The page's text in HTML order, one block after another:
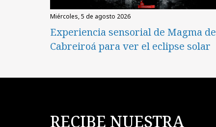
miércoles, 5 de agosto 2026
Experiencia sensorial de Magma de
Cabreiroá para ver el eclipse solar
RECIBE NUESTRA